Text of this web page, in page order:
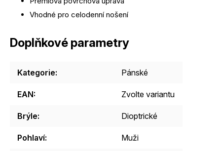
Vhodné pro celodenní nošení
Doplňkové parametry
Kategorie: Pánské
EAN: Zvolte variantu
Brýle: Dioptrické
Pohlaví: Muži